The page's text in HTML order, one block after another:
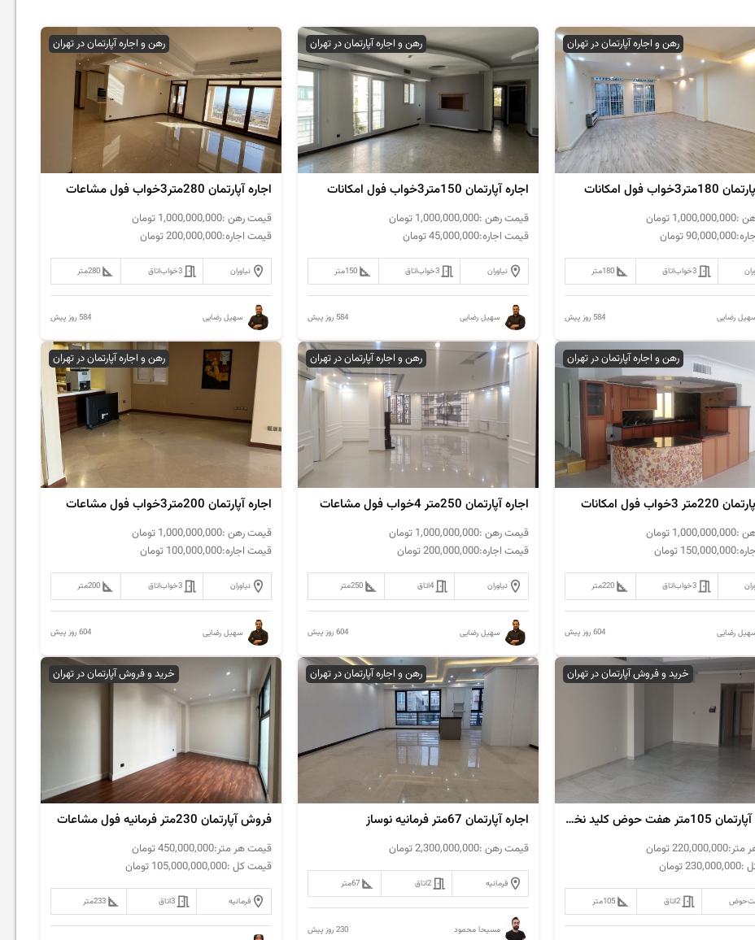
رهن و اجاره آپارتمان در تهران
فول امکانات
:
1,000,000,000 تومان
90,000,000تومان
3خواب اتاق 180متر
رضایی 584 روز پیش
رهن و اجاره آپارتمان در تهران
اجاره آپارتمان 150متر3خواب فول امکانات
قیمت رهن :1,000,000,000 تومان
قیمت اجاره:45,000,000تومان
نیاوران 3خواب اتاق 150متر
سهیل رضایی 584 روز پیش
رهن و اجاره آپارتمان در تهران
اجاره آپارتمان 280متر3خواب فول مشاعات
قیمت رهن :1,000,000,000 تومان
قیمت اجاره:200,000,000تومان
نیاوران 3خواب اتاق 280متر
سهیل رضایی 584 روز پیش
رهن و اجاره آپارتمان در تهران
3خواب فول امکانات
:
1,000,000,000 تومان
150,000,000 تومان
3خواب اتاق 220متر
رضایی 604 روز پیش
رهن و اجاره آپارتمان در تهران
اجاره آپارتمان 250متر 4خواب فول مشاعات
قیمت رهن :1,000,000,000 تومان
قیمت اجاره:200,000,000تومان
نیاوران 4اتاق 250متر
سهیل رضایی 604 روز پیش
رهن و اجاره آپارتمان در تهران
اجاره آپارتمان 200متر3خواب فول مشاعات
قیمت رهن :1,000,000,000 تومان
قیمت اجاره:100,000,000 تومان
نیاوران 3خواب اتاق 200متر
سهیل رضایی 604 روز پیش
خرید و فروش آپارتمان در تهران
فروش آپارتمان 105متر هفت حوض کلید نخورده
متر:220,000,000تومان
:
230,000,000تومان
2اتاق 105متر
رهن و اجاره آپارتمان در تهران
اجاره آپارتمان 67متر فرمانیه نوساز
قیمت رهن :2,300,000,000تومان
فرمانیه 2اتاق 67متر
مسیحا محمود 230 روز پیش
خرید و فروش آپارتمان در تهران
فروش آپارتمان 230متر فرمانیه فول مشاعات
قیمت هر متر:450,000,000تومان
قیمت کل :105,000,000,000 تومان
فرمانیه 3اتاق 233متر